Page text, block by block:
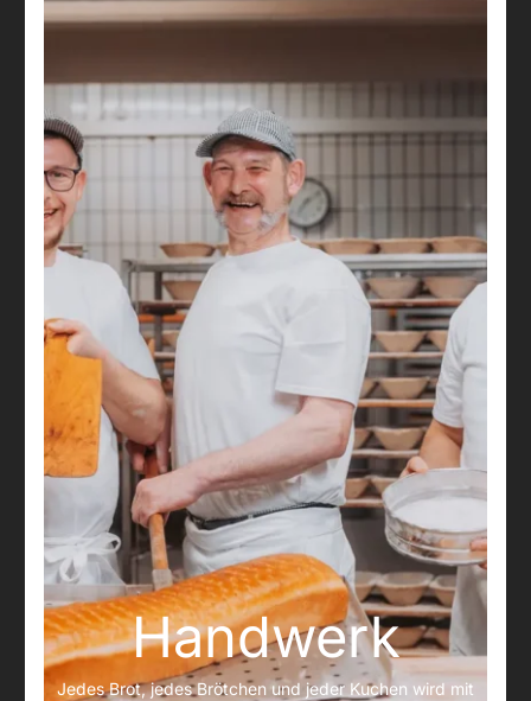
Handwerk
Jedes Brot, jedes Brötchen und jeder Kuchen wird mit